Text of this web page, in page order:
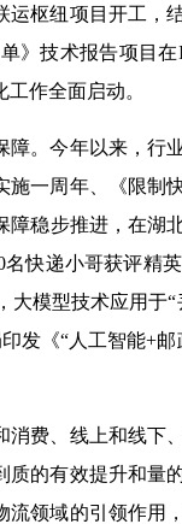
枢纽项目开工，
技术报告项目在
作全面启动。
。今年以来，行
一周年、《限制
稳步推进，在湖
快递小哥获评精
模型技术应用于
发《“人工智能+
费、线上和线下
的有效提升和量
领域的引领作用